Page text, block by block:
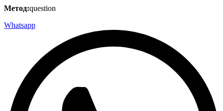
Метод:question
Whatsapp